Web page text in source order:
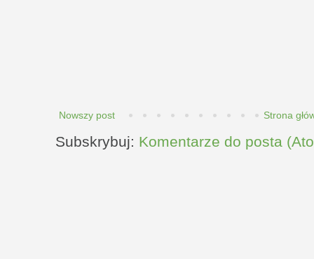
Nowszy post Strona
Subskrybuj: Komentarze do posta